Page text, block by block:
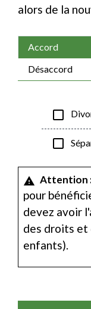
alors de la
Accord
Désaccord
check_box_outline_blank
check_box_outline_blank
warning Attention
pour
devez avoir
des droits et
enfants).